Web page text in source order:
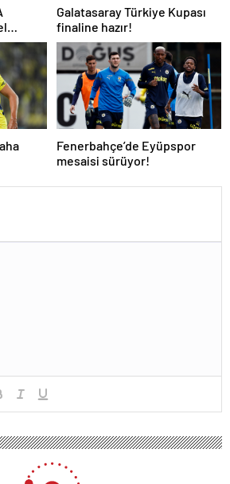
Galatasaray Türkiye Kupası
finaline hazır!
Fenerbahçe’de Eyüpspor
mesaisi sürüyor!